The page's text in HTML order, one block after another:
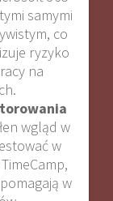
samymi
co
ryzyko
na
wgląd w
w
w